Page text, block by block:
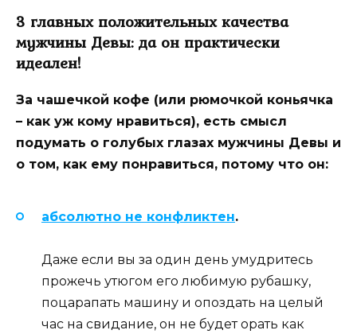
3 главных положительных качества
мужчины Девы: да он практически
идеален!
За чашечкой кофе (или рюмочкой коньячка
– как уж кому нравиться), есть смысл
подумать о голубых глазах мужчины Девы и
о том, как ему понравиться, потому что он:
абсолютно не конфликтен.
Даже если вы за один день умудритесь
прожечь утюгом его любимую рубашку,
поцарапать машину и опоздать на целый
час на свидание, он не будет орать как